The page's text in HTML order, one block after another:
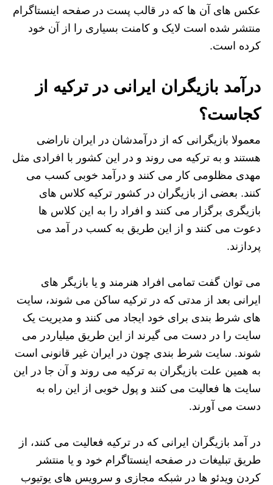
عکس های آن ها که در قالب پست در صفحه اینستاگرام
منتشر شده است لایک و کامنت بسیاری را از آن خود
کرده است.
درآمد بازیگران ایرانی در ترکیه از
کجاست؟
معمولا بازیگرانی که از درآمدشان در ایران ناراضی
هستند و به ترکیه می روند و در این کشور با افرادی مثل
مهدی مظلومی کار می کنند و درآمد خوبی کسب می
کنند. بعضی از بازیگران در کشور ترکیه کلاس های
بازیگری برگزار می کنند و افراد را به این کلاس ها
دعوت می کنند و از این طریق به کسب در آمد می
پردازند.
می توان گفت تمامی افراد هنرمند و یا بازیگر های
ایرانی بعد از مدتی که در ترکیه ساکن می شوند، سایت
های شرط بندی برای خود ایجاد می کنند و مدیریت یک
سایت را در دست می گیرند از این طریق میلیاردر می
شوند. سایت شرط بندی چون در ایران غیر قانونی است
به همین علت بازیگران به ترکیه می روند و آن جا در این
سایت ها فعالیت می کنند و پول خوبی از این راه به
دست می آورند.
در آمد بازیگران ایرانی که در ترکیه فعالیت می کنند، از
طریق تبلیغات در صفحه اینستاگرام خود و یا منتشر
کردن ویدئو ها در شبکه مجازی و سرویس های یوتیوب